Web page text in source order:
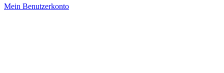
Mein Benutzerkonto